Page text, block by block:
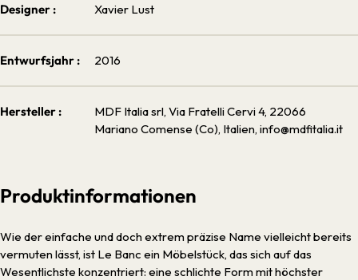
Designer : Xavier Lust
Entwurfsjahr : 2016
Hersteller :
MDF Italia srl, Via Fratelli Cervi 4, 22066
Mariano Comense (Co), Italien, info@mdfitalia.it
Produktinformationen
Wie der einfache und doch extrem präzise Name vielleicht bereits
vermuten lässt, ist Le Banc ein Möbelstück, das sich auf das
Wesentlichste konzentriert: eine schlichte Form mit höchster